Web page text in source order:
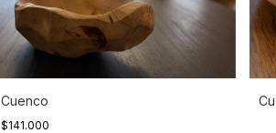
Cuenco
$141.000